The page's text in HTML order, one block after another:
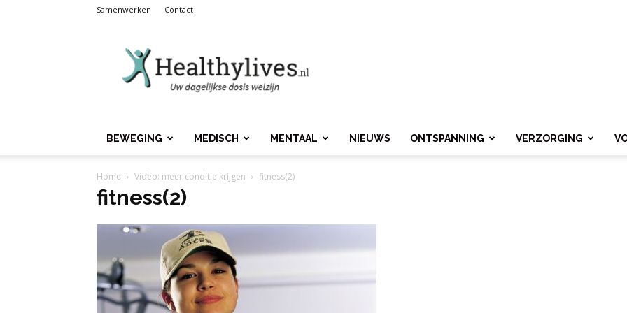
Samenwerken Contact
BEWEGING MEDISCH MENTAAL NIEUWS ONTSPANNING VERZORGING
Home Video: meer conditie krijgen fitness(2)
fitness(2)